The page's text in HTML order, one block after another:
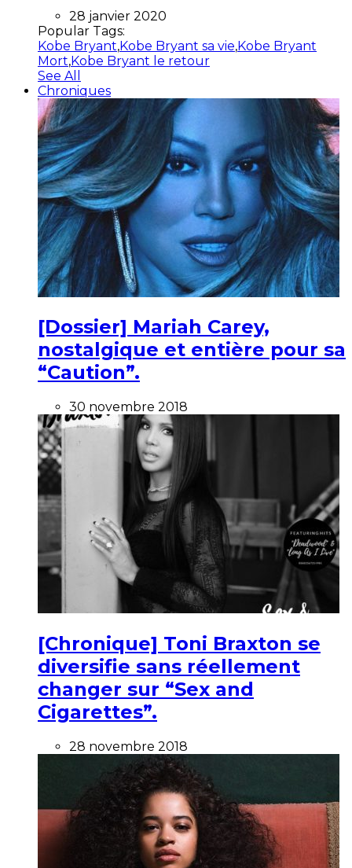
28 janvier 2020
Popular Tags:
Kobe Bryant,Kobe Bryant sa vie,Kobe Bryant
Mort,Kobe Bryant le retour
See All
Chroniques
[Dossier] Mariah Carey,
nostalgique et entière pour sa
“Caution”.
30 novembre 2018
[Chronique] Toni Braxton se
diversifie sans réellement
changer sur “Sex and
Cigarettes”.
28 novembre 2018